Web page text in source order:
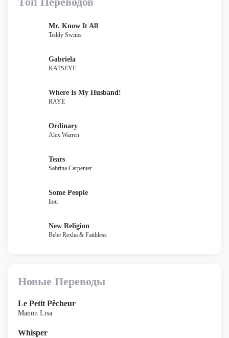
Mr. Know It All
Teddy Swims
Gabriela
KATSEYE
Where Is My Husband!
RAYE
Ordinary
Alex Warren
Tears
Sabrina Carpenter
Some People
liou
New Religion
Bebe Rexha & Faithless
Новые Переводы
Le Petit Pêcheur
Manon Lisa
Whisper